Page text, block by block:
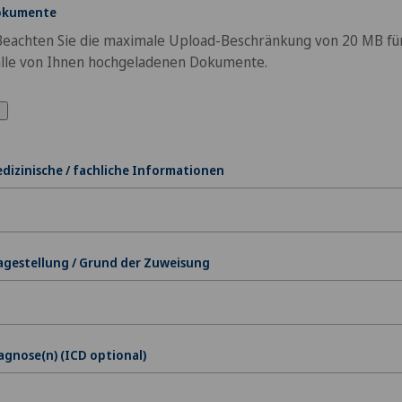
Sie die maximale Upload-Beschränkung von 20 MB
von Ihnen hochgeladenen Dokumente.
/ fachliche Informationen
/ Grund der Zuweisung
(ICD optional)